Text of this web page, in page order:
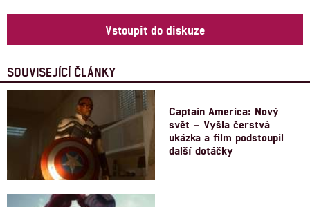
Vstoupit do diskuze
SOUVISEJÍCÍ ČLÁNKY
Captain America: Nový
svět – Vyšla čerstvá
ukázka a film podstoupil
další dotáčky